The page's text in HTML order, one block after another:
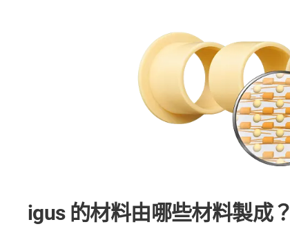
igus 的材料由哪些材料製成？